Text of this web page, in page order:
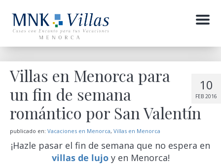
Menu
10
FEB 2016
Villas en Menorca para
un fin de semana
romántico por San Valentín
publicado en: Vacaciones en Menorca, Villas en Menorca
¡Hazle pasar el fin de semana que no espera en
villas de lujoy en Menorca!